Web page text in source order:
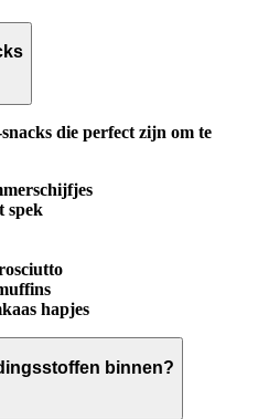
die perfect zijn om te
spek
hapjes
binnen?